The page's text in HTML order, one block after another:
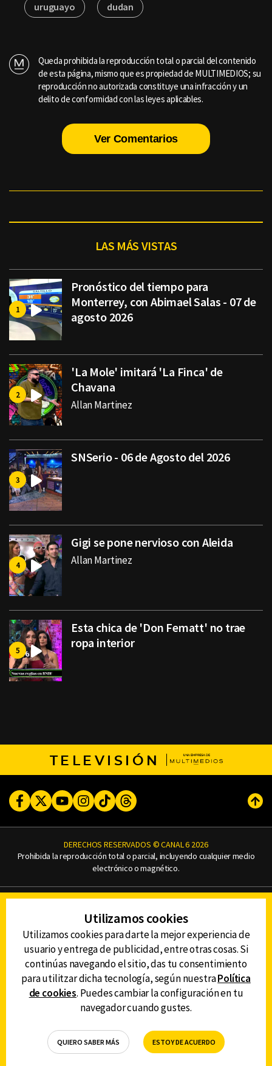
uruguayo dudan
Queda prohibida la reproducción total o parcial del contenido
de esta página, mismo que es propiedad de MULTIMEDIOS; su
reproducción no autorizada constituye una infracción y un
delito de conformidad con las leyes aplicables.
Ver Comentarios
LAS MÁS VISTAS
Pronóstico del tiempo para
Monterrey, con Abimael Salas - 07 de
agosto 2026
'La Mole' imitará 'La Finca' de
Chavana
Allan Martinez
SNSerio - 06 de Agosto del 2026
Gigi se pone nervioso con Aleida
Allan Martinez
Esta chica de 'Don Fematt' no trae
ropa interior
TELEVISIÓN
FacebookTwitterYoutubeInstagram
TikTokThreads
DERECHOS RESERVADOS © CANAL 6 2026
Prohibida la reproducción total o parcial, incluyendo cualquier medio
electrónico o magnético.
AVISO DE PRIVACIDAD
AVISO LEGAL
DEFENSORÍA DE LAS AUDIENCIAS
DESCARGA LA APP DE CANAL 6
Utilizamos cookies
Utilizamos cookies para darte la mejor experiencia de
usuario y entrega de publicidad, entre otras cosas. Si
continúas navegando el sitio, das tu consentimiento
para utilitzar dicha tecnología, según nuestraPolítica
de cookies. Puedes cambiar la configuración en tu
navegador cuando gustes.
QUIERO SABER MÁS ESTOY DE ACUERDO